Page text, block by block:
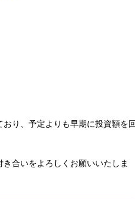
り、予定よりも早期に投資額を
合いをよろしくお願いいたしま